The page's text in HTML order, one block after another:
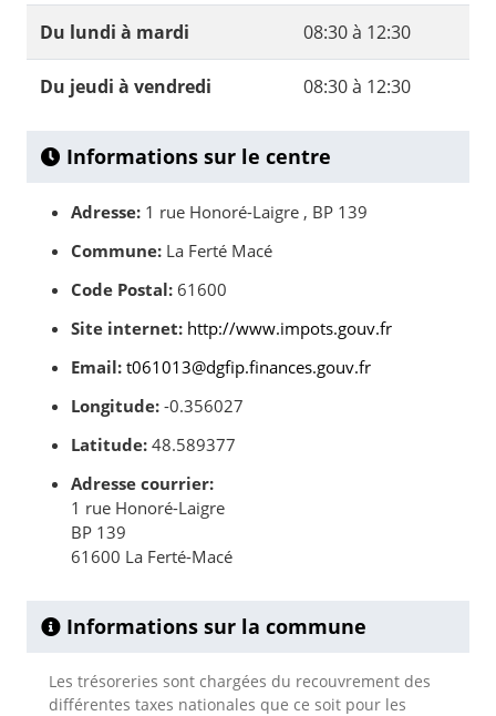
Du lundi à mardi 08:30 à 12:30
Du jeudi à vendredi 08:30 à 12:30
Informations sur le centre
Adresse: 1 rue Honoré-Laigre , BP 139
Commune: La Ferté Macé
Code Postal: 61600
Site internet: http://www.impots.gouv.fr
Email: t061013@dgfip.finances.gouv.fr
Longitude: -0.356027
Latitude: 48.589377
Adresse courrier:
1 rue Honoré-Laigre
BP 139
61600 La Ferté-Macé
Informations sur la commune
Les trésoreries sont chargées du recouvrement des
différentes taxes nationales que ce soit pour les